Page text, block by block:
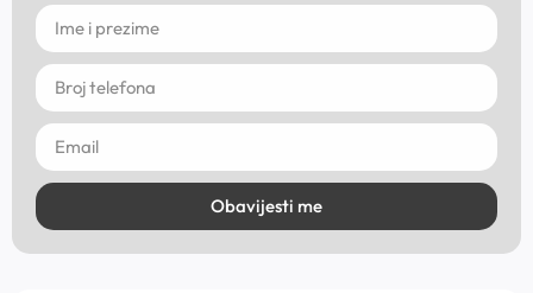
Obavijesti me